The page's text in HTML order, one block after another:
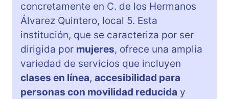
concretamente en C. de los Hermanos
Álvarez Quintero, local 5. Esta
institución, que se caracteriza por ser
dirigida por mujeres, ofrece una amplia
variedad de servicios que incluyen
clases en línea, accesibilidad para
personas con movilidad reducida y